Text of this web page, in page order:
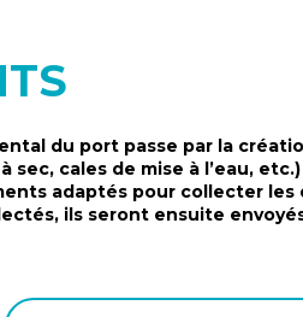
du port passe par la
sec, cales de mise à l’eau,
adaptés pour collecter
ils seront ensuite